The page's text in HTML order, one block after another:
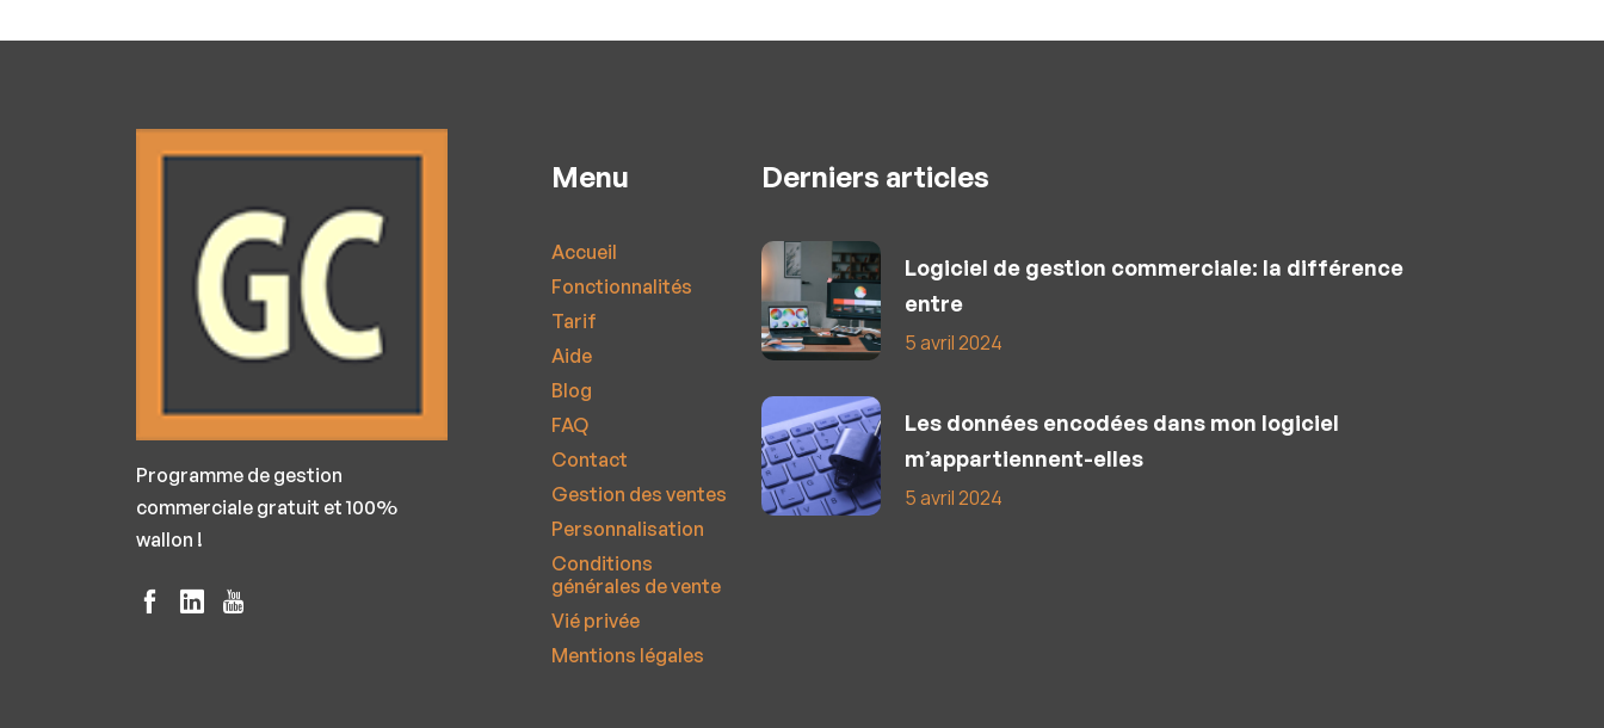
Programme de gestion
commerciale gratuit et 100%
wallon !
Menu
Accueil
Fonctionnalités
Tarif
Aide
Blog
FAQ
Contact
Gestion des ventes
Personnalisation
Conditions
générales de vente
Vié privée
Mentions légales
Derniers articles
Logiciel de gestion commerciale: la différence
entre
5 avril 2024
Les données encodées dans mon logiciel
m’appartiennent-elles
5 avril 2024